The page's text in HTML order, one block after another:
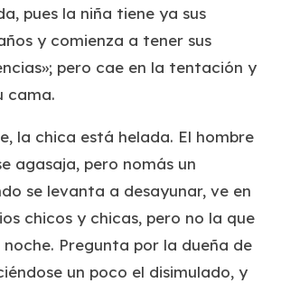
pues la niña tiene ya sus
y comienza a tener sus
pero cae en la tentación y
cama.
la chica está helada. El hombre
agasaja, pero nomás un
se levanta a desayunar, ve en
chicos y chicas, pero no la que
noche. Pregunta por la dueña de
un poco el disimulado, y